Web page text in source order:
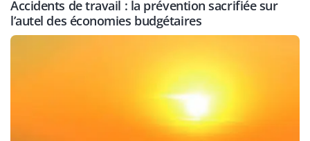
Accidents de travail : la prévention sacrifiée sur
l’autel des économies budgétaires